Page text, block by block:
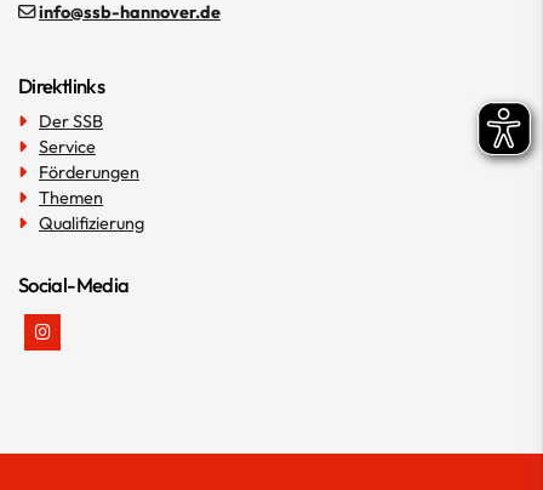
info@ssb-hannover.de
Direktlinks
Der SSB
Service
Förderungen
Themen
Qualifizierung
Social-Media